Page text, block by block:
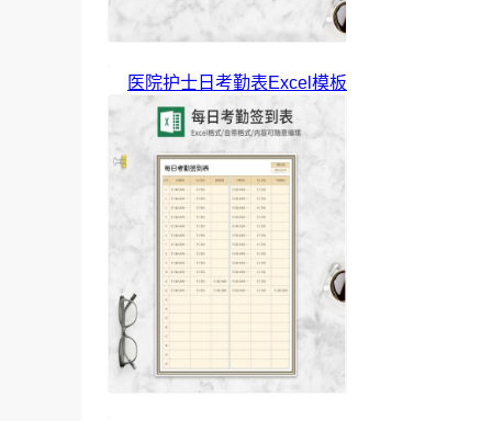
医院护士日考勤表Excel模板